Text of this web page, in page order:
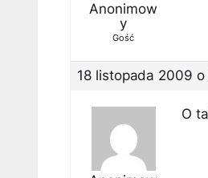
Anonimow
y
Gość
18 listopada 2009
O